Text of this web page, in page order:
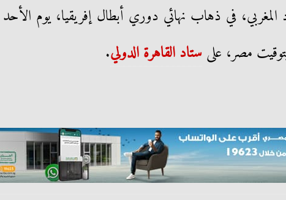
المغربي، في ذهاب نهائي دوري أبطال إفريقيا، يوم الأحد
مصر، علىستاد القاهرة الدولي.